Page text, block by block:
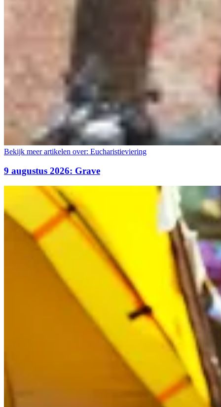
Bekijk meer artikelen over: Eucharistieviering
9 augustus 2026: Grave